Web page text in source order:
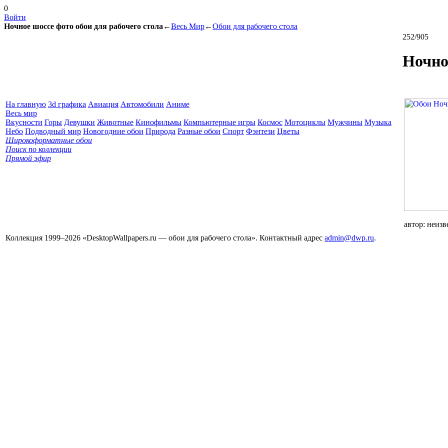
0
Войти
Ночное шоссе фото обои для рабочего стола ←Весь Мир←Обои для рабочего стола
На главную 3d графика Авиация Автомобили Аниме
Весь мир
Вкусности Горы Девушки Животные Кинофильмы Компьютерные игры Космос Мотоциклы Мужчины Музыка
Небо Подводный мир Новогодние обои Природа Разные обои Спорт Фэнтези Цветы
Широкоформатные обои
Поиск по коллекции
Прямой эфир
252/905
автор:
Коллекция 1999–2026 «DesktopWallpapers.ru — обои для рабочего стола». Контактный адрес admin@dwp.ru.